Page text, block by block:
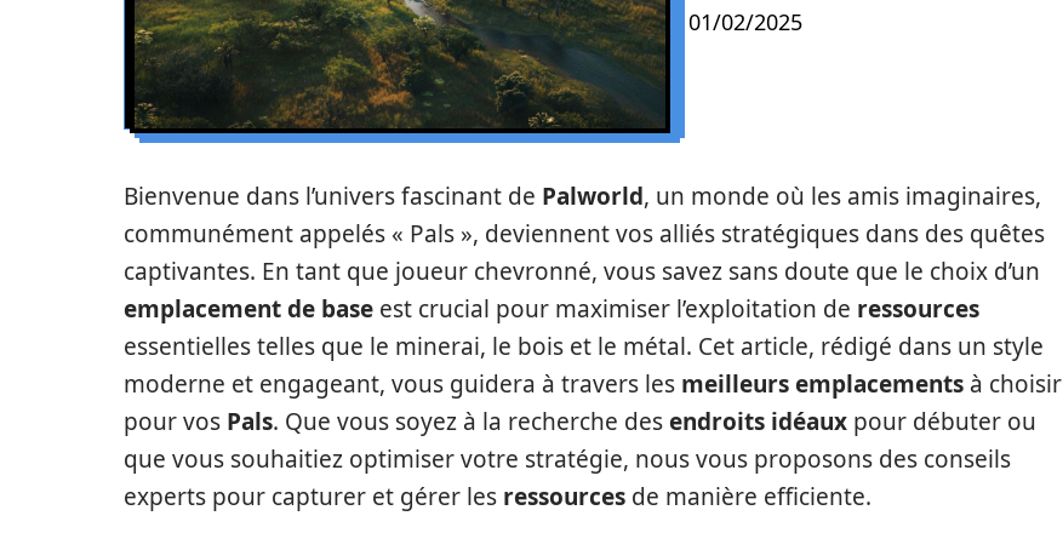
01/02/2025
Bienvenue dans l’univers fascinant de Palworld, un monde où les amis imaginaires,
communément appelés « Pals », deviennent vos alliés stratégiques dans des quêtes
captivantes. En tant que joueur chevronné, vous savez sans doute que le choix d’un
emplacement de base est crucial pour maximiser l’exploitation de ressources
essentielles telles que le minerai, le bois et le métal. Cet article, rédigé dans un style
moderne et engageant, vous guidera à travers les meilleurs emplacements à choisir
pour vos Pals. Que vous soyez à la recherche desendroits idéaux pour débuter ou
que vous souhaitiez optimiser votre stratégie, nous vous proposons des conseils
experts pour capturer et gérer les ressources de manière efficiente.